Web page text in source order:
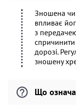
Зношена
впливає
з
спричинити
дорозі.
зношену
Що